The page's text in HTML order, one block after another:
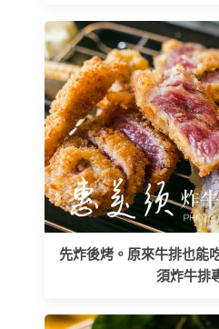
先炸後烤。原來牛排也能
須炸牛排